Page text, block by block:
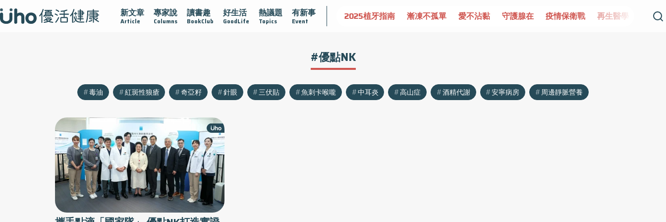
新文章
Article
專家說
Columns
讀書趣
BookClub
好生活
GoodLife
熱議題
Topics
有新事
Event
疫情保衛戰 再生醫學 愛的未來視 認識攝護腺肥大 守護骨骼健康 達文西手術專欄 2025植牙指南 漸凍不孤單 愛不沾黏 守護腺在 疫情保衛戰 再生醫學 愛的
#優點NK
毒油 紅斑性狼瘡 奇亞籽 針眼 三伏貼 魚刺卡喉嚨 中耳炎 高山症 酒精代謝 安寧病房 周邊靜脈營養